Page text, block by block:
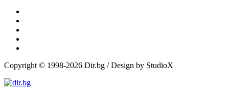
Copyright © 1998-2026 Dir.bg / Design by StudioX